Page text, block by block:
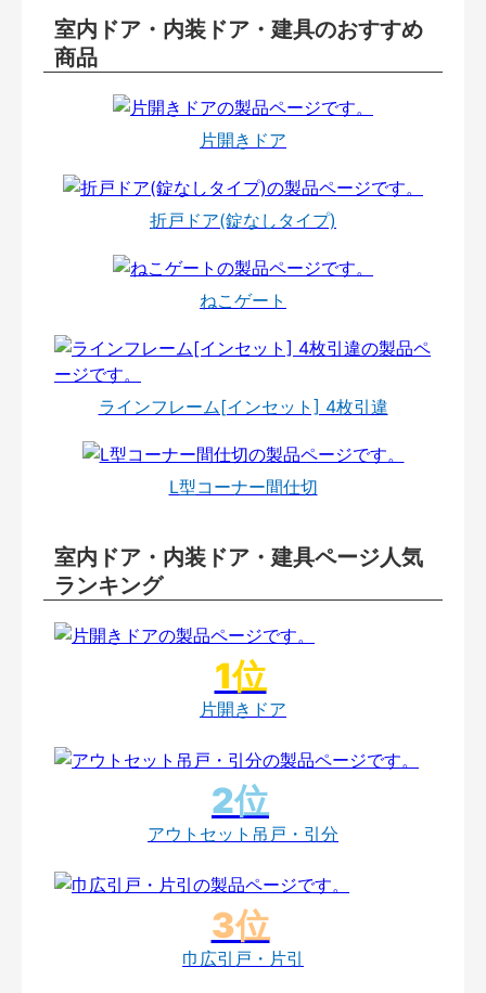
室内ドア・内装ドア・建具のおすすめ
商品
片開きドア
折戸ドア(錠なしタイプ)
ねこゲート
ラインフレーム[インセット] 4枚引違
L型コーナー間仕切
室内ドア・内装ドア・建具ページ人気
ランキング
片開きドア
アウトセット吊戸・引分
巾広引戸・片引